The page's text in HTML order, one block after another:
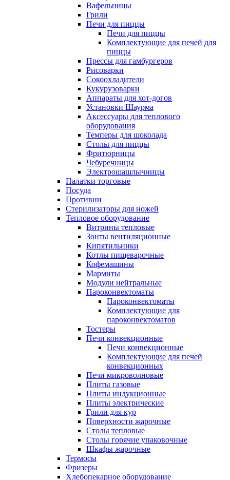
Вафельницы
Грили
Печи для пиццы
Печи для пиццы
Комплектующие для печей для
пиццы
Прессы для гамбургеров
Рисоварки
Сокоохладители
Кукурузоварки
Аппараты для хот-догов
Установки Шаурма
Аксессуары для теплового
оборудования
Темперы для шоколада
Столы для пиццы
Фритюрницы
Чебуречницы
Электрошашлычницы
Палатки торговые
Посуда
Противни
Стерилизаторы для ножей
Тепловое оборудование
Витрины тепловые
Зонты вентиляционные
Кипятильники
Котлы пищеварочные
Кофемашины
Мармиты
Модули нейтральные
Пароконвектоматы
Пароконвектоматы
Комплектующие для
пароконвектоматов
Тостеры
Печи конвекционные
Печи конвекционные
Комплектующие для печей
конвекционных
Печи микроволновые
Плиты газовые
Плиты индукционные
Плиты электрические
Грили для кур
Поверхности жарочные
Столы тепловые
Столы горячие упаковочные
Шкафы жарочные
Термосы
Фризеры
Хлебопекарное оборудование